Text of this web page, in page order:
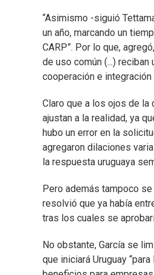
“Asimismo -siguió
un año, marcando un
CARP”. Por lo que,
de uso común (...)
cooperación e
Claro que a los ojos de la
ajustan a la realidad, ya
hubo un error en la
agregaron dilaciones
la respuesta uruguaya
Pero además tampoco
resolvió que ya había
tras los cuales se
No obstante, García se
que iniciará Uruguay